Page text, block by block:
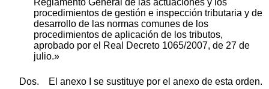
procedimientos de gestión e inspección tributaria y de
desarrollo de las normas comunes de los
procedimientos de aplicación de los tributos,
aprobado por el Real Decreto 1065/2007, de 27 de
julio.»
Dos. El anexo I se sustituye por el anexo de esta orden.